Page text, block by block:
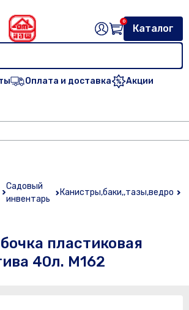
Оплата и доставка Акции
Каталог
0
Садовый
инвентарь
Канистры,баки,,тазы,ведро
пластиковая
40л. М162